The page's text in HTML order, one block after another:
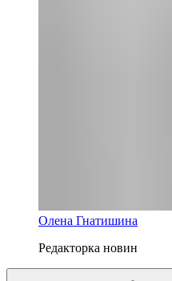
Олена Гнатишина
Редакторка новин